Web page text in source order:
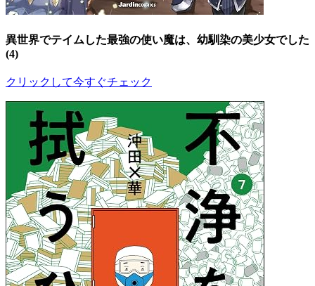
異世界でテイムした最強の使い魔は、幼馴染の美少女でした
(4)
クリックして今すぐチェック